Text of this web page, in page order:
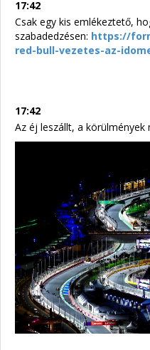
17:42
Csak egy kis emlékeztető,
szabadedzésen: https://
red-bull-vezetes-az-
17:42
Az éj leszállt, a körülmények